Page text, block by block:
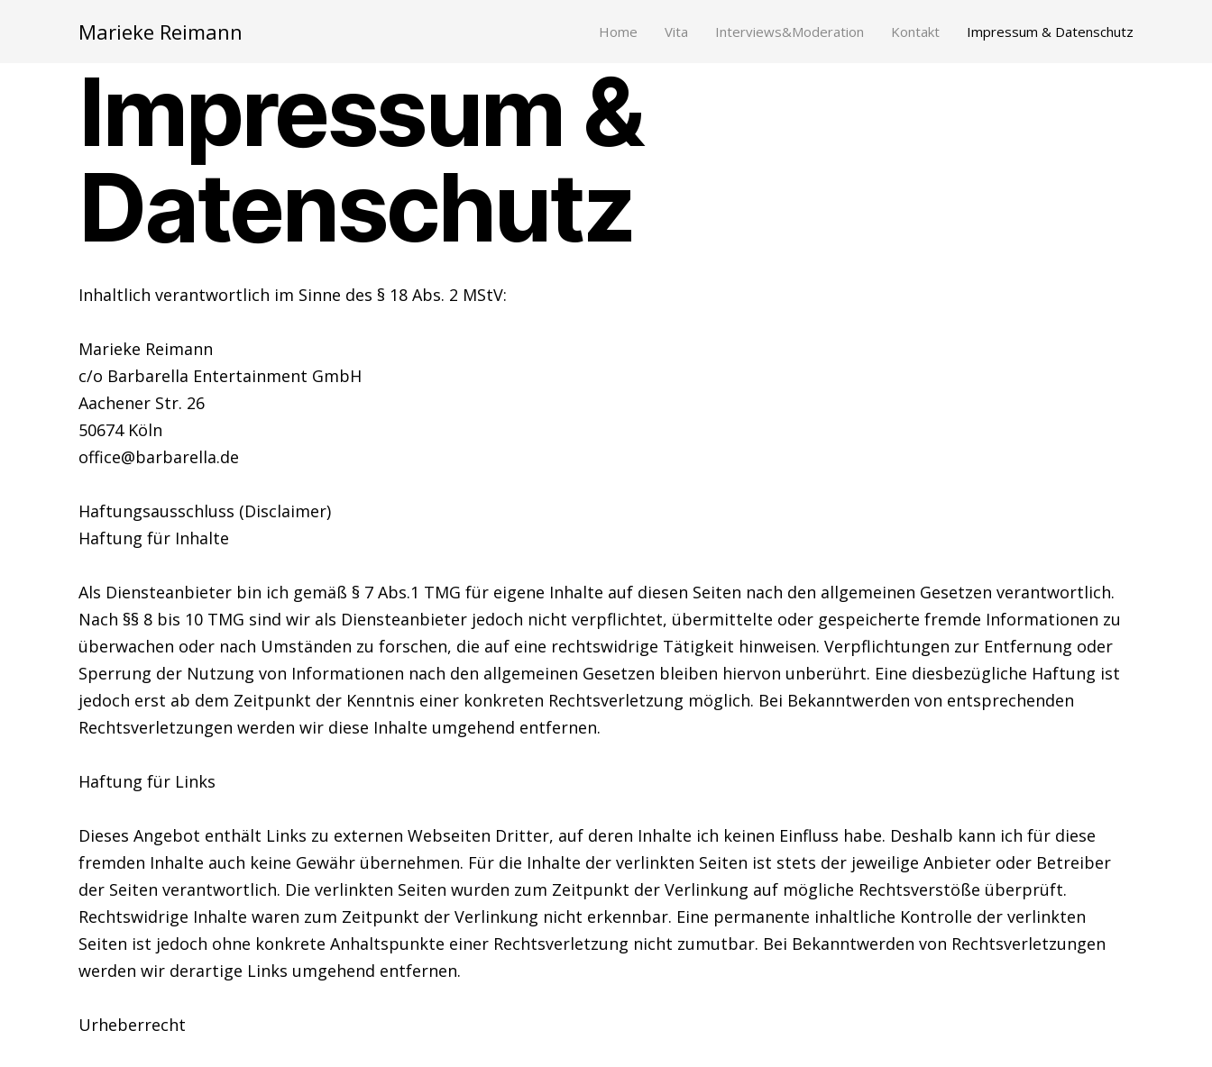
Marieke Reimann Home Vita Interviews&Moderation Kontakt Impressum & Datenschutz
Impressum &
Datenschutz
Inhaltlich verantwortlich im Sinne des § 18 Abs. 2 MStV:
Marieke Reimann
c/o Barbarella Entertainment GmbH
Aachener Str. 26
50674 Köln
office@barbarella.de
Haftungsausschluss (Disclaimer)
Haftung für Inhalte
Als Diensteanbieter bin ich gemäß § 7 Abs.1 TMG für eigene Inhalte auf diesen Seiten nach den allgemeinen Gesetzen verantwortlich.
Nach §§ 8 bis 10 TMG sind wir als Diensteanbieter jedoch nicht verpflichtet, übermittelte oder gespeicherte fremde Informationen zu
überwachen oder nach Umständen zu forschen, die auf eine rechtswidrige Tätigkeit hinweisen. Verpflichtungen zur Entfernung oder
Sperrung der Nutzung von Informationen nach den allgemeinen Gesetzen bleiben hiervon unberührt. Eine diesbezügliche Haftung ist
jedoch erst ab dem Zeitpunkt der Kenntnis einer konkreten Rechtsverletzung möglich. Bei Bekanntwerden von entsprechenden
Rechtsverletzungen werden wir diese Inhalte umgehend entfernen.
Haftung für Links
Dieses Angebot enthält Links zu externen Webseiten Dritter, auf deren Inhalte ich keinen Einfluss habe. Deshalb kann ich für diese
fremden Inhalte auch keine Gewähr übernehmen. Für die Inhalte der verlinkten Seiten ist stets der jeweilige Anbieter oder Betreiber
der Seiten verantwortlich. Die verlinkten Seiten wurden zum Zeitpunkt der Verlinkung auf mögliche Rechtsverstöße überprüft.
Rechtswidrige Inhalte waren zum Zeitpunkt der Verlinkung nicht erkennbar. Eine permanente inhaltliche Kontrolle der verlinkten
Seiten ist jedoch ohne konkrete Anhaltspunkte einer Rechtsverletzung nicht zumutbar. Bei Bekanntwerden von Rechtsverletzungen
werden wir derartige Links umgehend entfernen.
Urheberrecht